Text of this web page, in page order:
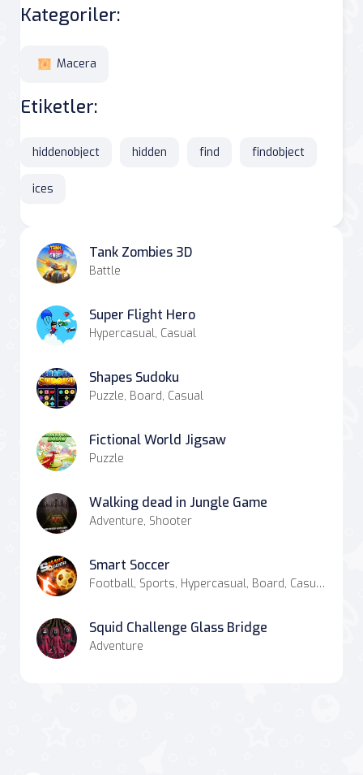
Kategoriler:
Macera
Etiketler:
hiddenobject hidden find findobject
ices
Tank Zombies 3D
Battle
Super Flight Hero
Hypercasual, Casual
Shapes Sudoku
Puzzle, Board, Casual
Fictional World Jigsaw
Puzzle
Walking dead in Jungle Game
Adventure, Shooter
Smart Soccer
Football, Sports, Hypercasual, Board, Casual, Strategy
Squid Challenge Glass Bridge
Adventure